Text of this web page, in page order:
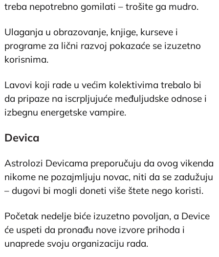
treba nepotrebno gomilati – trošite ga mudro.
Ulaganja u obrazovanje, knjige, kurseve i
programe za lični razvoj pokazaće se izuzetno
korisnima.
Lavovi koji rade u većim kolektivima trebalo bi
da pripaze na iscrpljujuće međuljudske odnose i
izbegnu energetske vampire.
Devica
Astrolozi Devicama preporučuju da ovog vikenda
nikome ne pozajmljuju novac, niti da se zadužuju
– dugovi bi mogli doneti više štete nego koristi.
Početak nedelje biće izuzetno povoljan, a Device
će uspeti da pronađu nove izvore prihoda i
unaprede svoju organizaciju rada.